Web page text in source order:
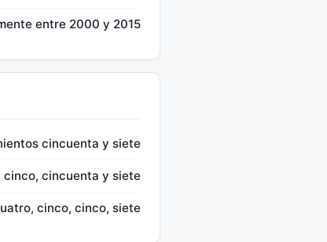
entre 2000 y 2015
cincuenta y siete
cincuenta y siete
cinco, cinco, siete